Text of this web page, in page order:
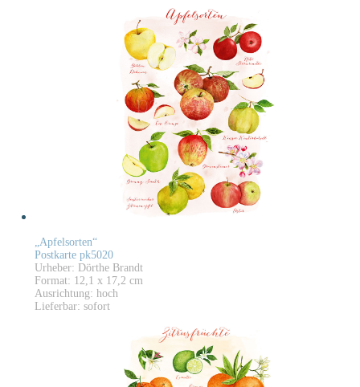
„Apfelsorten“
Postkarte pk5020
Urheber: Dörthe Brandt
Format: 12,1 x 17,2 cm
Ausrichtung: hoch
Lieferbar: sofort